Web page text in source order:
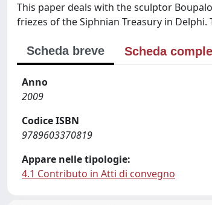
This paper deals with the sculptor
friezes of the Siphnian Treasury in
Scheda breve Scheda
Anno
2009
Codice ISBN
9789603370819
Appare nelle tipologie:
4.1 Contributo in Atti di convegno